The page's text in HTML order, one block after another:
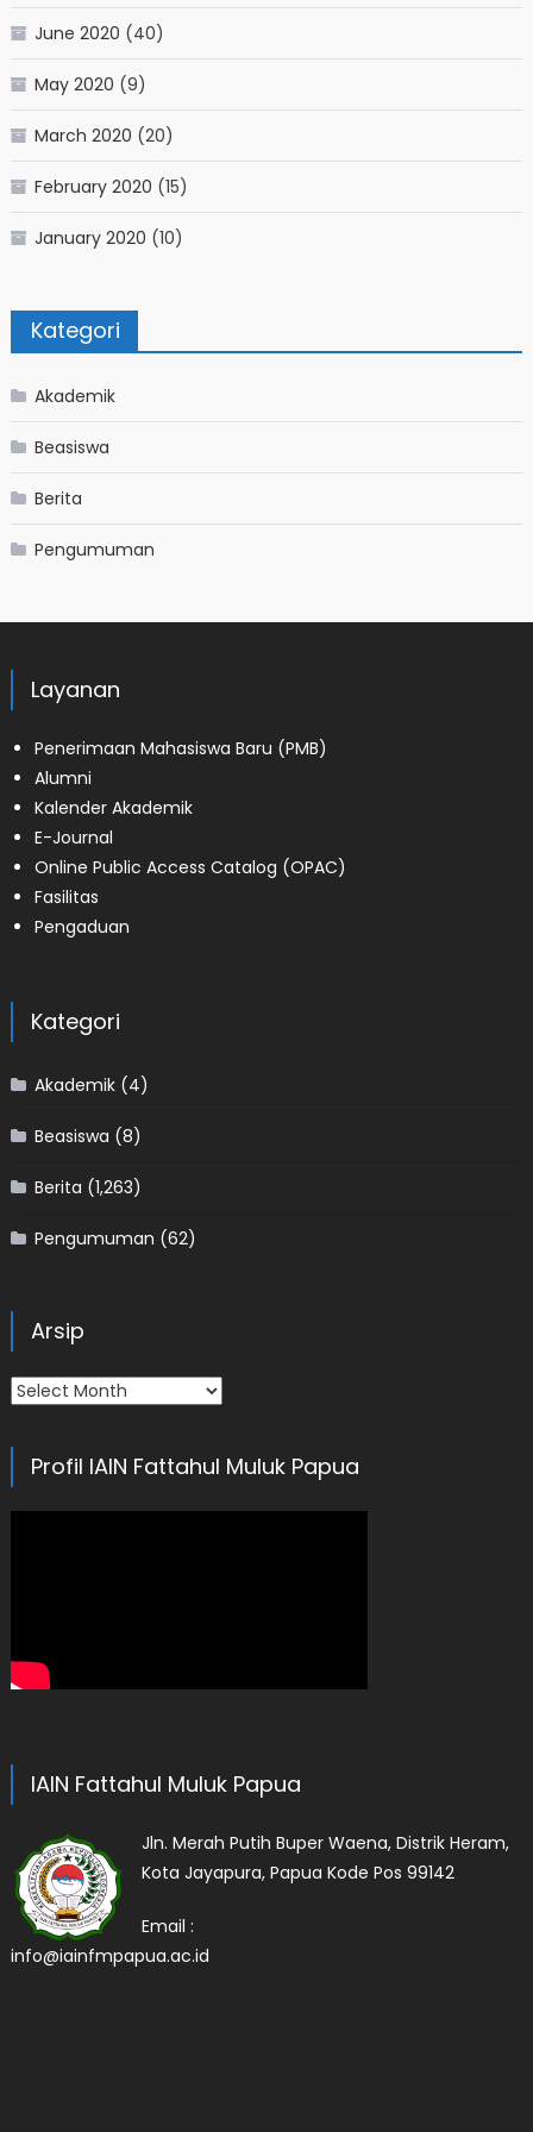
June 2020 (40)
May 2020 (9)
March 2020 (20)
February 2020 (15)
January 2020 (10)
Kategori
Akademik
Beasiswa
Berita
Pengumuman
Layanan
Penerimaan Mahasiswa Baru (PMB)
Alumni
Kalender Akademik
E-Journal
Online Public Access Catalog (OPAC)
Fasilitas
Pengaduan
Kategori
Akademik(4)
Beasiswa (8)
Berita (1,263)
Pengumuman (62)
Arsip
Arsip
Profil IAIN Fattahul Muluk Papua
IAIN Fattahul Muluk Papua
Jln. Merah Putih Buper Waena, Distrik Heram,
Kota Jayapura, Papua Kode Pos 99142
Email :
info@iainfmpapua.ac.id